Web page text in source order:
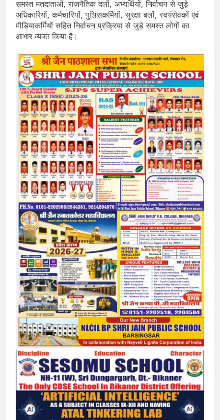
समस्त मतदाताओं, राजनैतिक दलों, अभ्यर्थियों, निर्वाचन से जुड़े
अधिकारियों, कर्मचारियों, पुलिसकर्मियों, सुरक्षा बलों, स्वयंसेवकों एवं
मीडियाकर्मियों सहित निर्वाचन प्रक्रिया से जुड़े समस्त लोगों का
आभार व्यक्त किया है।